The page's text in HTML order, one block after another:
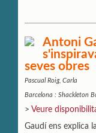
Antoni
seves obres
Pascual Roig, Carla
Barcelona : Shackleton
> Veure
Gaudí ens explica